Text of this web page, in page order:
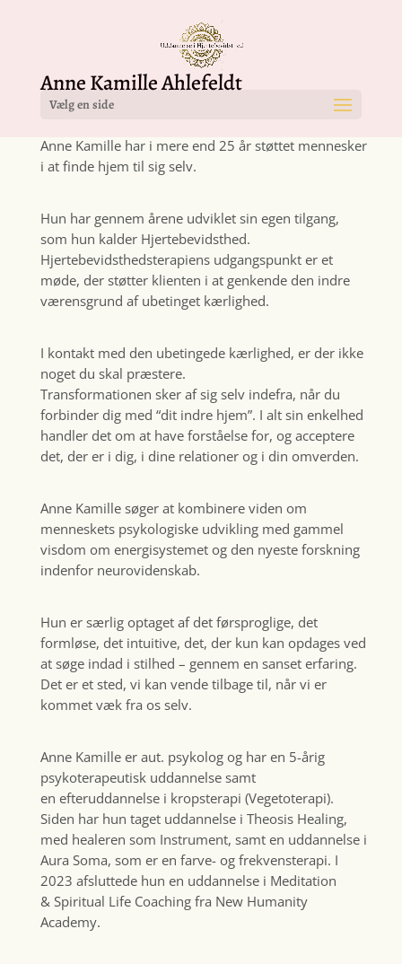
Vælg en side
Anne Kamille Ahlefeldt
Anne Kamille har i mere end 25 år støttet mennesker
i at finde hjem til sig selv.
Hun har gennem årene udviklet sin egen tilgang,
som hun kalder Hjertebevidsthed.
Hjertebevidsthedsterapiens udgangspunkt er et
møde, der støtter klienten i at genkende den indre
værensgrund af ubetinget kærlighed.
I kontakt med den ubetingede kærlighed, er der ikke
noget du skal præstere.
Transformationen sker af sig selv indefra, når du
forbinder dig med “dit indre hjem”. I alt sin enkelhed
handler det om at have forståelse for, og acceptere
det, der er i dig, i dine relationer og i din omverden.
Anne Kamille søger at kombinere viden om
menneskets psykologiske udvikling med gammel
visdom om energisystemet og den nyeste forskning
indenfor neurovidenskab.
Hun er særlig optaget af det førsproglige, det
formløse, det intuitive, det, der kun kan opdages ved
at søge indad i stilhed – gennem en sanset erfaring.
Det er et sted, vi kan vende tilbage til, når vi er
kommet væk fra os selv.
Anne Kamille er aut. psykolog og har en 5-årig
psykoterapeutisk uddannelse samt
en efteruddannelse i kropsterapi (Vegetoterapi).
Siden har hun taget uddannelse i Theosis Healing,
med healeren som Instrument, samt en uddannelse i
Aura Soma, som er en farve- og frekvensterapi. I
2023 afsluttede hun en uddannelse i Meditation
& Spiritual Life Coaching fra New Humanity
Academy.